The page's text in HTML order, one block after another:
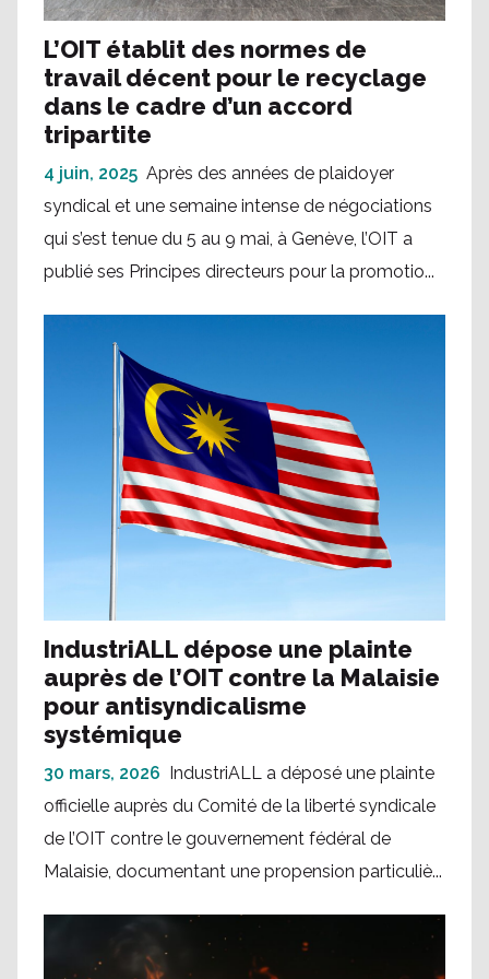
L’OIT établit des normes de
travail décent pour le recyclage
dans le cadre d’un accord
tripartite
4 juin, 2025 Après des années de plaidoyer
syndical et une semaine intense de négociations
qui s’est tenue du 5 au 9 mai, à Genève, l’OIT a
publié ses Principes directeurs pour la promotio...
IndustriALL dépose une plainte
auprès de l’OIT contre la Malaisie
pour antisyndicalisme
systémique
30 mars, 2026 IndustriALL a déposé une plainte
officielle auprès du Comité de la liberté syndicale
de l’OIT contre le gouvernement fédéral de
Malaisie, documentant une propension particuliè...